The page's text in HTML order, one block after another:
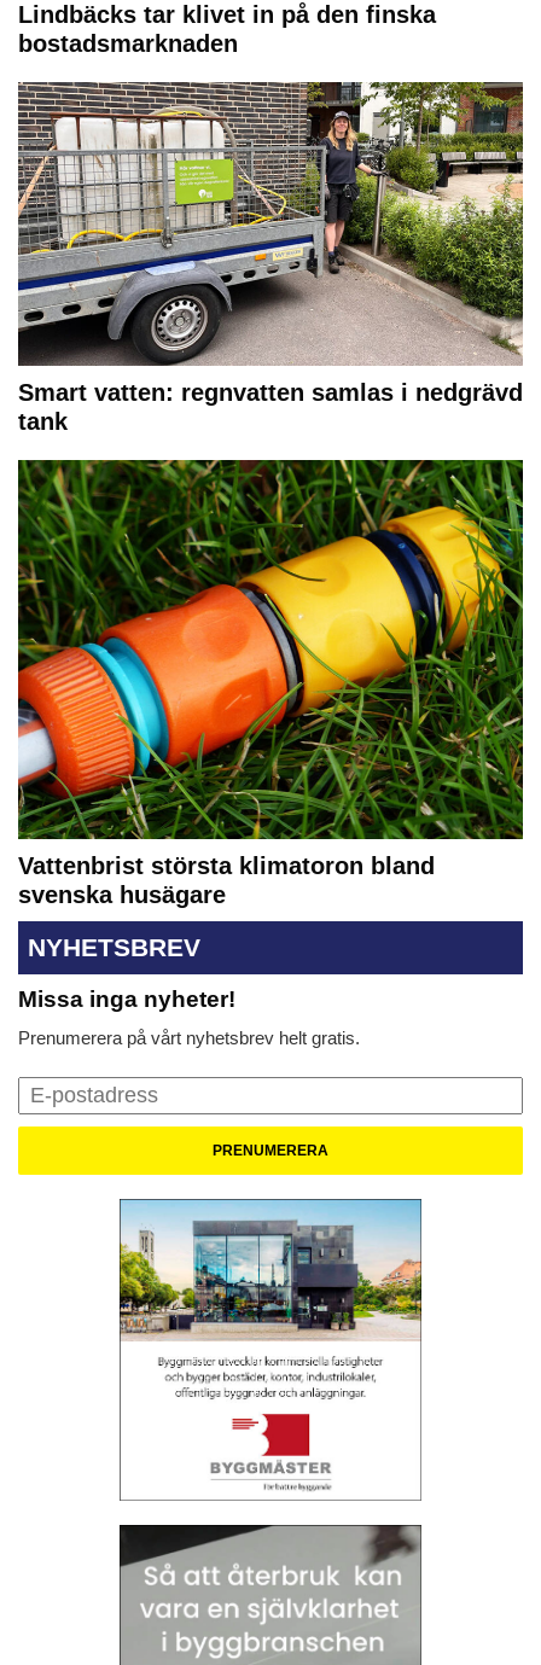
Lindbäcks tar klivet in på den finska
bostadsmarknaden
Smart vatten: regnvatten samlas i nedgrävd
tank
Vattenbrist största klimatoron bland
svenska husägare
NYHETSBREV
Missa inga nyheter!
Prenumerera på vårt nyhetsbrev helt gratis.